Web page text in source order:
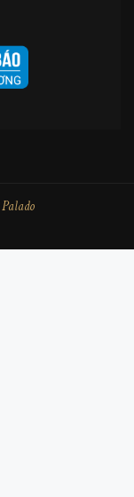
Palado